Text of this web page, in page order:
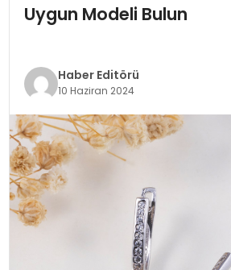
SIYASET
TEKNOLOJI
EĞITIM
MAGAZIN
SPOR
Uygun Modeli Bulun
Haber Editörü
10 Haziran 2024